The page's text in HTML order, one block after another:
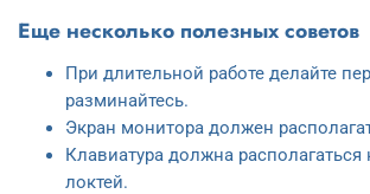
Еще несколько полезных советов
При длительной работе делайте
разминайтесь.
Экран монитора должен
Клавиатура должна располагаться
локтей.